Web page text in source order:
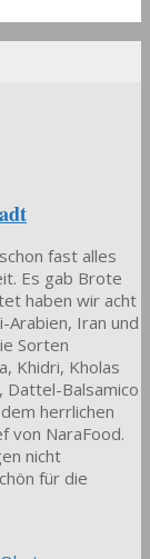
fast alles
Es gab Brote
haben wir acht
Arabien, Iran und
Sorten
Khidri, Kholas
Dattel-Balsamico
herrlichen
von NaraFood.
nicht
für die